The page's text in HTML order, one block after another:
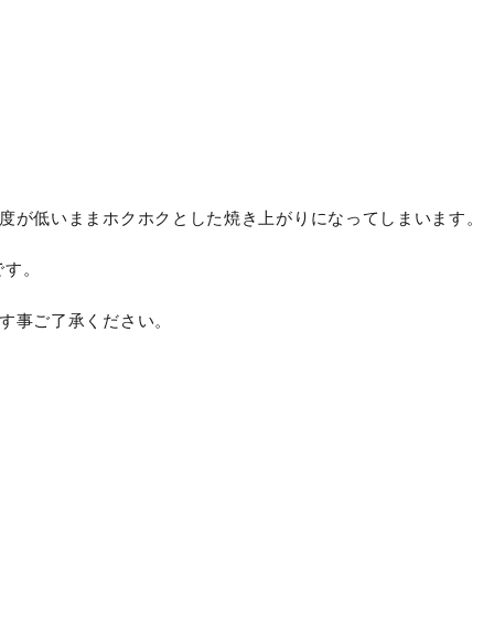
低いままホクホクとした焼き上がりになってしまいます。
。
事ご了承ください。